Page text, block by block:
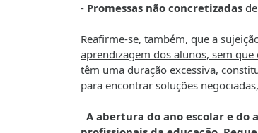
- Promessas não concretizadas
Reafirme-se, também, que a
aprendizagem dos alunos, sem
têm uma duração excessiva,
para encontrar soluções
A abertura do ano escolar e do